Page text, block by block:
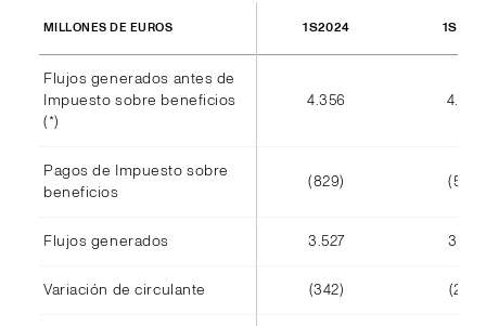
MILLONES DE EUROS 1S2024
Flujos generados antes de
Impuesto sobre beneficios
(*)
4.356 4.002
Pagos de Impuesto sobre
beneficios
(829) (585)
Flujos generados 3.527 3.416
Variación de circulante (342) (245)